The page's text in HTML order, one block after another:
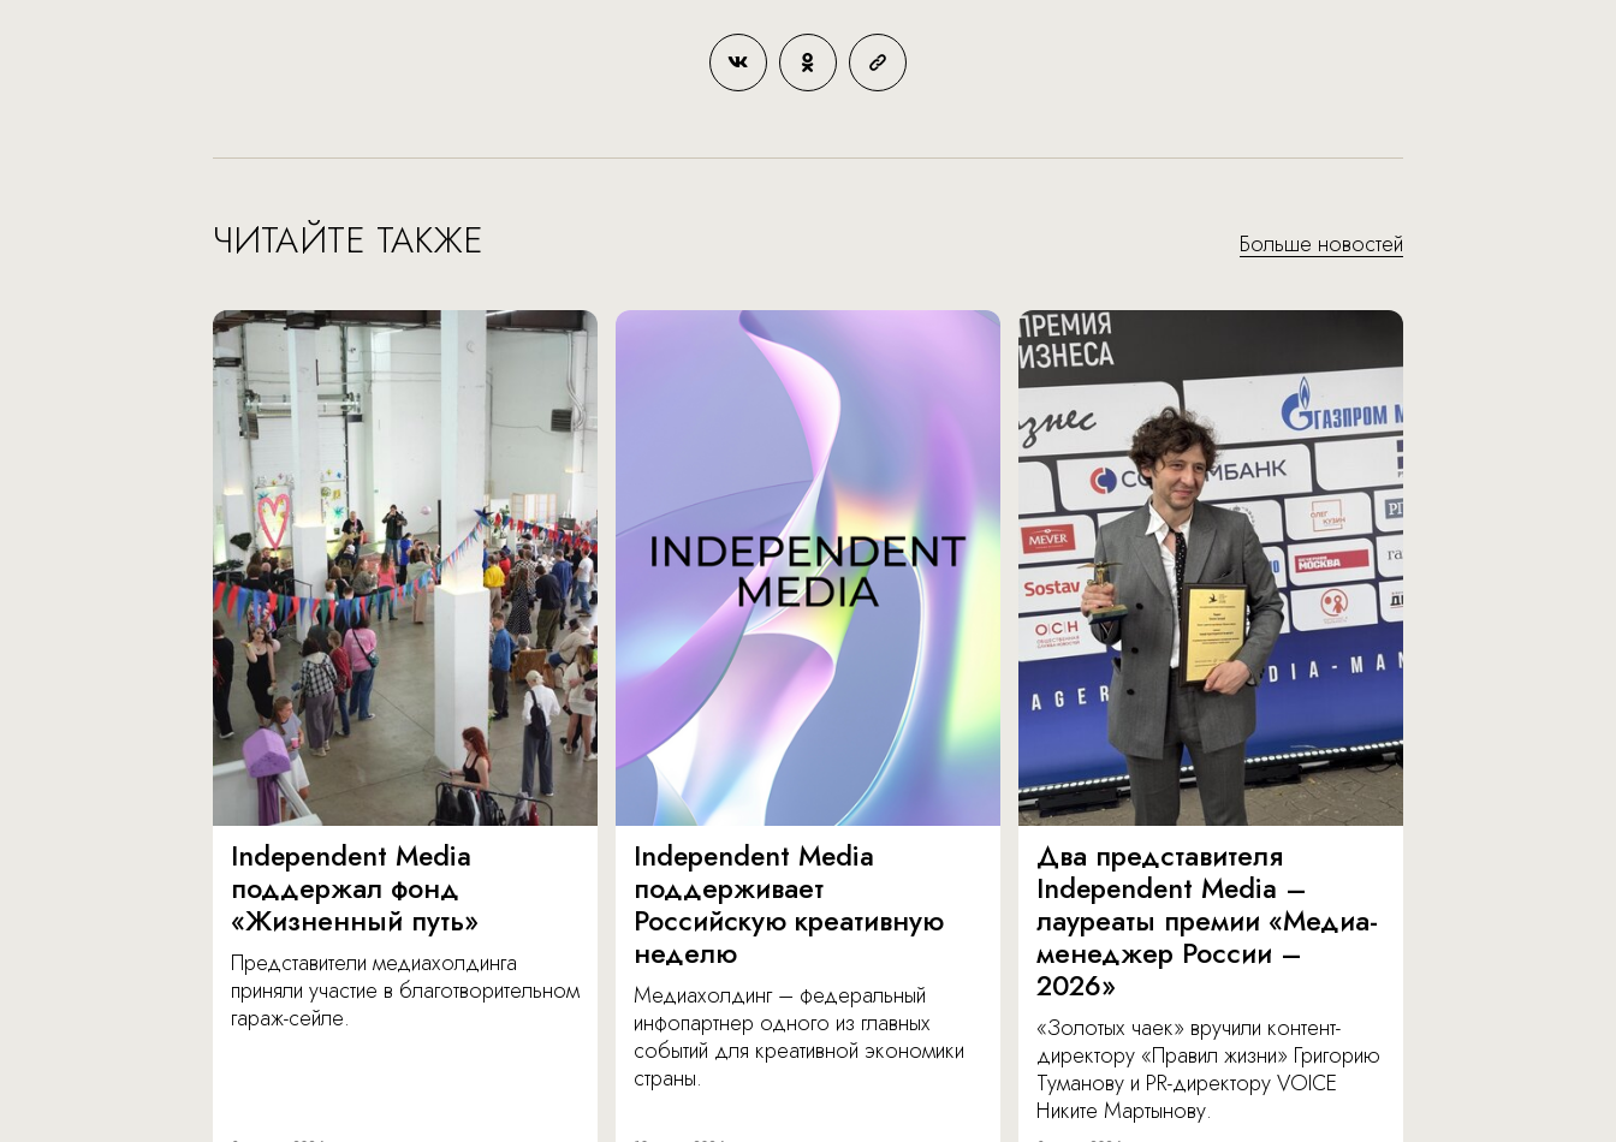
ЧИТАЙТЕ ТАКЖЕ Больше новостей
Independent Media
поддержал фонд
«Жизненный путь»
Представители медиахолдинга
приняли участие в благотворительном
гараж-сейле.
Independent Media
поддерживает
Российскую креативную
неделю
Медиахолдинг – федеральный
инфопартнер одного из главных
событий для креативной экономики
страны.
Два представителя
Independent Media –
лауреаты премии «Медиа-
менеджер России –
2026»
«Золотых чаек» вручили контент-
директору «Правил жизни» Григорию
Туманову и PR-директору VOICE
Никите Мартынову.